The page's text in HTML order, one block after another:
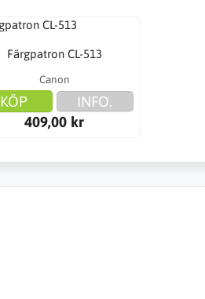
Färgpatron CL-513
Canon
KÖP
INFO.
409,00 kr